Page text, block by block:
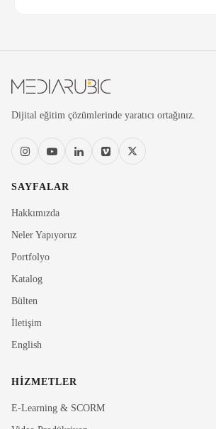
Dijital eğitim çözümlerinde yaratıcı ortağınız.
SAYFALAR
Hakkımızda
Neler Yapıyoruz
Portfolyo
Katalog
Bülten
İletişim
English
HIZMETLER
E-Learning & SCORM